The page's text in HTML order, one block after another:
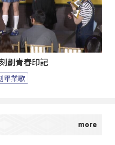
劃青春印記
畢業歌